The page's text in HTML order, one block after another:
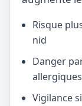
Risque
nid
Danger
allergiques
Vigilance